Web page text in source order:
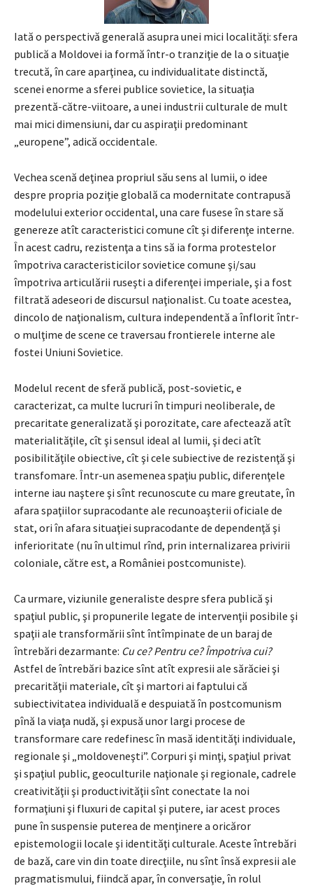
Iată o perspectivă generală asupra unei mici localităţi: sfera
publică a Moldovei ia formă într-o tranziţie de la o situaţie
trecută, în care aparţinea, cu individualitate distinctă,
scenei enorme a sferei publice sovietice, la situaţia
prezentă-către-viitoare, a unei industrii culturale de mult
mai mici dimensiuni, dar cu aspiraţii predominant
„europene”, adică occidentale.
Vechea scenă deţinea propriul său sens al lumii, o idee
despre propria poziţie globală ca modernitate contrapusă
modelului exterior occidental, una care fusese în stare să
genereze atît caracteristici comune cît şi diferenţe interne.
În acest cadru, rezistenţa a tins să ia forma protestelor
împotriva caracteristicilor sovietice comune şi/sau
împotriva articulării ruseşti a diferenţei imperiale, şi a fost
filtrată adeseori de discursul naţionalist. Cu toate acestea,
dincolo de naţionalism, cultura independentă a înflorit într-
o mulţime de scene ce traversau frontierele interne ale
fostei Uniuni Sovietice.
Modelul recent de sferă publică, post-sovietic, e
caracterizat, ca multe lucruri în timpuri neoliberale, de
precaritate generalizată şi porozitate, care afectează atît
materialităţile, cît şi sensul ideal al lumii, şi deci atît
posibilităţile obiective, cît şi cele subiective de rezistenţă şi
transfomare. Într-un asemenea spaţiu public, diferenţele
interne iau naştere şi sînt recunoscute cu mare greutate, în
afara spaţiilor supracodante ale recunoaşterii oficiale de
stat, ori în afara situaţiei supracodante de dependenţă şi
inferioritate (nu în ultimul rînd, prin internalizarea privirii
coloniale, către est, a României postcomuniste).
Ca urmare, viziunile generaliste despre sfera publică şi
spaţiul public, şi propunerile legate de intervenţii posibile şi
spaţii ale transformării sînt întîmpinate de un baraj de
întrebări dezarmante: Cu ce? Pentru ce? Împotriva cui?
Astfel de întrebări bazice sînt atît expresii ale sărăciei şi
precarităţii materiale, cît şi martori ai faptului că
subiectivitatea individuală e despuiată în postcomunism
pînă la viaţa nudă, şi expusă unor largi procese de
transformare care redefinesc în masă identităţi individuale,
regionale şi „moldoveneşti”. Corpuri şi minţi, spaţiul privat
şi spaţiul public, geoculturile naţionale şi regionale, cadrele
creativităţii şi productivităţii sînt conectate la noi
formaţiuni şi fluxuri de capital şi putere, iar acest proces
pune în suspensie puterea de menţinere a oricăror
epistemologii locale şi identităţi culturale. Aceste întrebări
de bază, care vin din toate direcţiile, nu sînt însă expresii ale
pragmatismului, fiindcă apar, în conversaţie, în rolul